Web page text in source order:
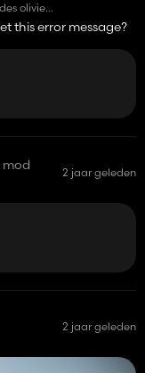
oliviers.
this error message?
mod 2 jaar geleden
2 jaar geleden